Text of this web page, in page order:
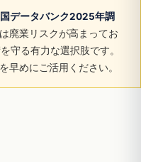
データバンク2025年調
廃業リスクが高まってお
守る有力な選択肢です。
早めにご活用ください。